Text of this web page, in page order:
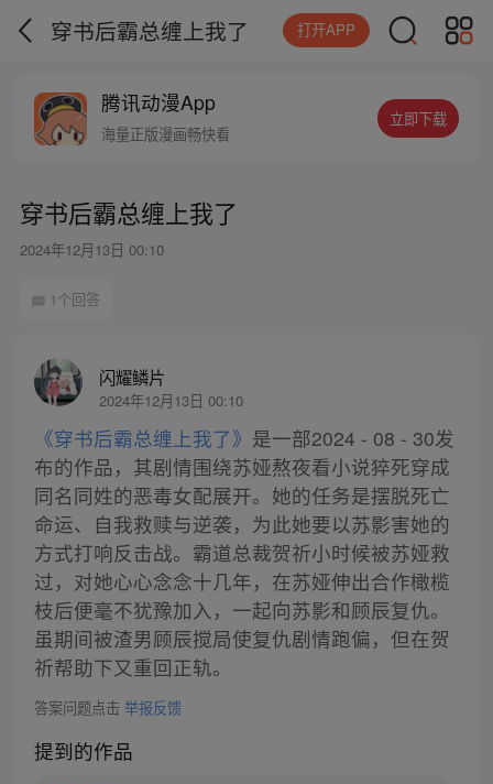
穿书后霸总缠上我了 打开APP
腾讯动漫App
海量正版漫画畅快看
立即下载
穿书后霸总缠上我了
2024年12月13日 00:10
1个回答
闪耀鳞片
2024年12月13日 00:10
《穿书后霸总缠上我了》 是一部2024 - 08 - 30发
布的作品，其剧情围绕苏娅熬夜看小说猝死穿成
同名同姓的恶毒女配展开。她的任务是摆脱死亡
命运、自我救赎与逆袭，为此她要以苏影害她的
方式打响反击战。霸道总裁贺祈小时候被苏娅救
过，对她心心念念十几年，在苏娅伸出合作橄榄
枝后便毫不犹豫加入，一起向苏影和顾辰复仇。
虽期间被渣男顾辰搅局使复仇剧情跑偏，但在贺
祈帮助下又重回正轨。
答案问题点击 举报反馈
提到的作品